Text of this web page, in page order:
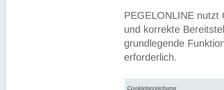
PEGELONLINE nutzt
und korrekte
grundlegende
erforderlich.
Cookiebezeichung